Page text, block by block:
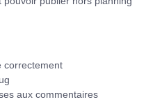
correctement
aux commentaires